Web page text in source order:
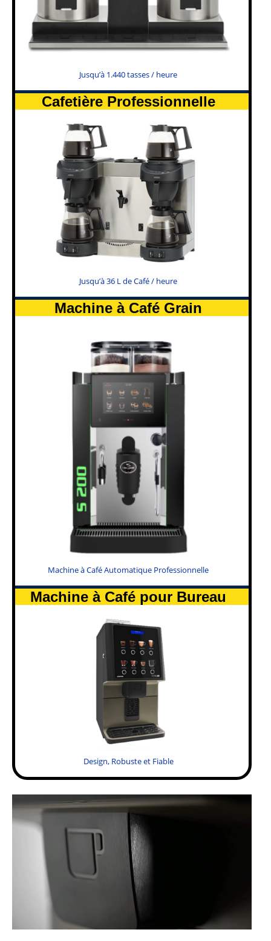
Jusqu’à 1.440 tasses / heure
Cafetière Professionnelle
Jusqu’à 36 L de Café / heure
Machine à Café Grain
Machine à Café Automatique Professionnelle
Machine à Café pour Bureau
Design, Robuste et Fiable